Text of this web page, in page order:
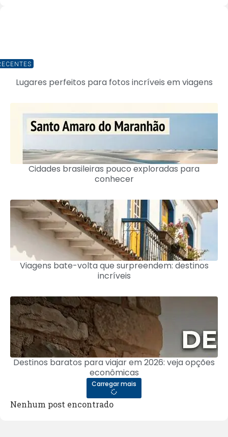
Lugares perfeitos para fotos incríveis em viagens
Cidades brasileiras pouco exploradas para
conhecer
Viagens bate-volta que surpreendem: destinos
incríveis
Destinos baratos para viajar em 2026: veja opções
econômicas
Carregar mais
Nenhum post encontrado